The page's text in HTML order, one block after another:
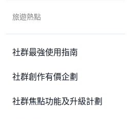
旅遊熱點
社群最強使用指南
社群創作有價企劃
社群焦點功能及升級計劃